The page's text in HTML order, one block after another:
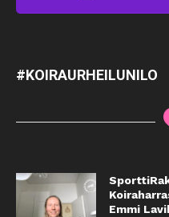
#KOIRAURHEILUNILO
Emmi